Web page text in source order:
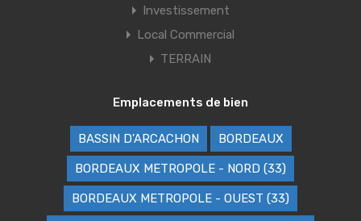
Investissement
Local Commercial
TERRAIN
Emplacements de bien
BASSIN D'ARCACHON BORDEAUX
BORDEAUX METROPOLE - NORD (33)
BORDEAUX METROPOLE - OUEST (33)